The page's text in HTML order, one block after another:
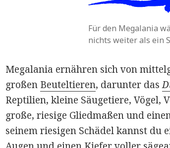
Für den Megalania
nichts weiter als ein
Megalania ernähren sich von
großen Beuteltieren, darunter das
Reptilien, kleine Säugetiere, Vögel,
große, riesige Gliedmaßen und
seinem riesigen Schädel kannst du